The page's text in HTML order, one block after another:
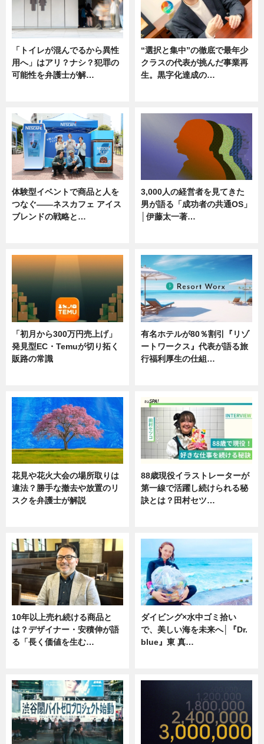
「トイレが混んでるから異性
用へ」はアリ？ナシ？犯罪の
可能性を弁護士が解…
“選択と集中”の徹底で最年少
クラスの代表が挑んだ事業再
生。黒字化達成の…
体験型イベントで商品と人を
つなぐ――ネスカフェ アイス
ブレンドの戦略と…
3,000人の経営者を見てきた
男が語る「成功者の共通OS」
│伊藤太一著…
「初月から300万円売上げ」
発見型EC・Temuが切り拓く
販路の常識
有名ホテルが80％割引『リゾ
ートワークス』代表が語る旅
行福利厚生の仕組…
花見や花火大会の場所取りは
違法？勝手な撤去や放置のリ
スクを弁護士が解説
88歳現役イラストレーターが
第一線で活躍し続けられる秘
訣とは？田村セツ…
10年以上売れ続ける商品と
は？デザイナー・安積伸が語
る「長く価値を生む…
ダイビング×水中ゴミ拾い
で、美しい海を未来へ│『Dr.
blue』東 真…